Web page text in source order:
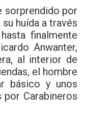
sorprendido por
huída a través
finalmente
Anwanter,
al interior de
el hombre
básico y unos
Carabineros